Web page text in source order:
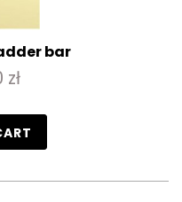
bar